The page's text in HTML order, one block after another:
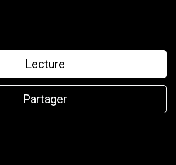
Lecture
Partager